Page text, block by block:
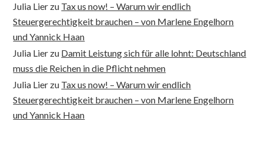
Julia Lier zu Tax us now! – Warum wir endlich
Steuergerechtigkeit brauchen – von Marlene Engelhorn
und Yannick Haan
Julia Lier zu Damit Leistung sich für alle lohnt: Deutschland
muss die Reichen in die Pflicht nehmen
Julia Lier zu Tax us now! – Warum wir endlich
Steuergerechtigkeit brauchen – von Marlene Engelhorn
und Yannick Haan